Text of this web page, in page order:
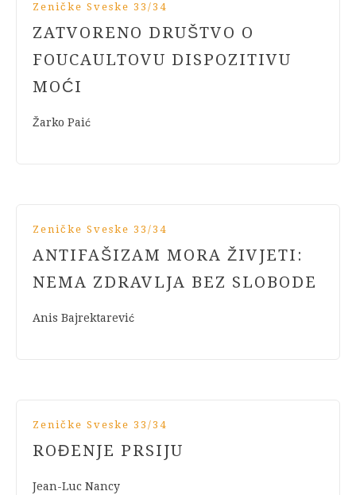
Zeničke Sveske 33/34
ZATVORENO DRUŠTVO O
FOUCAULTOVU DISPOZITIVU
MOĆI
Žarko Paić
Zeničke Sveske 33/34
ANTIFAŠIZAM MORA ŽIVJETI:
NEMA ZDRAVLJA BEZ SLOBODE
Anis Bajrektarević
Zeničke Sveske 33/34
ROĐENJE PRSIJU
Jean-Luc Nancy